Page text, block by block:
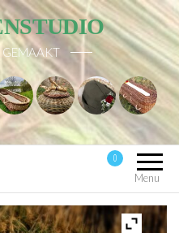
GEMAAKT
Menu
0